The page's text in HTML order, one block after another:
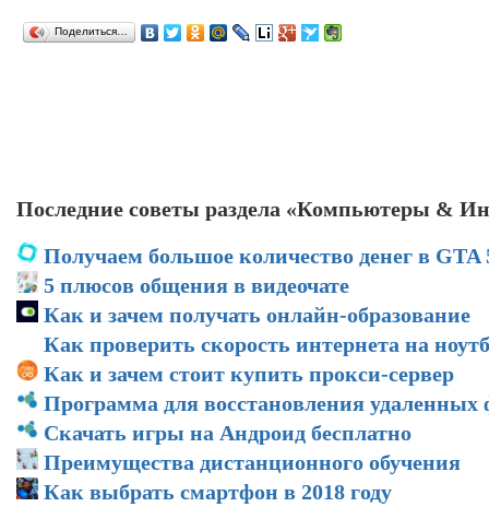
Поделиться…
Последние советы раздела «Компьютеры &
Получаем большое количество денег в GTA
5 плюсов общения в видеочате
Как и зачем получать онлайн-образование
Как проверить скорость интернета на
Как и зачем стоит купить прокси-сервер
Программа для восстановления удаленных
Скачать игры на Андроид бесплатно
Преимущества дистанционного обучения
Как выбрать смартфон в 2018 году